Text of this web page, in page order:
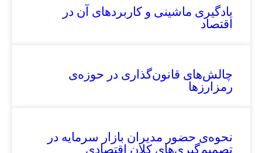
یادگیری ماشینی و کاربردهای آن در
اقتصاد
چالش‌های قانون‌گذاری در حوزه‌ی
رمزارزها
نحوه‌ی حضور مدیران بازار سرمایه در
تصمیم‌گیری‌های کلان اقتصادی